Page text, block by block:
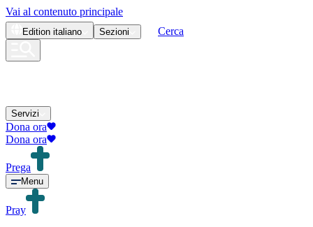
Vai al contenuto principale
Edition italiano Sezioni Cerca
Servizi
Dona ora
Dona ora
Prega
Menu
Pray